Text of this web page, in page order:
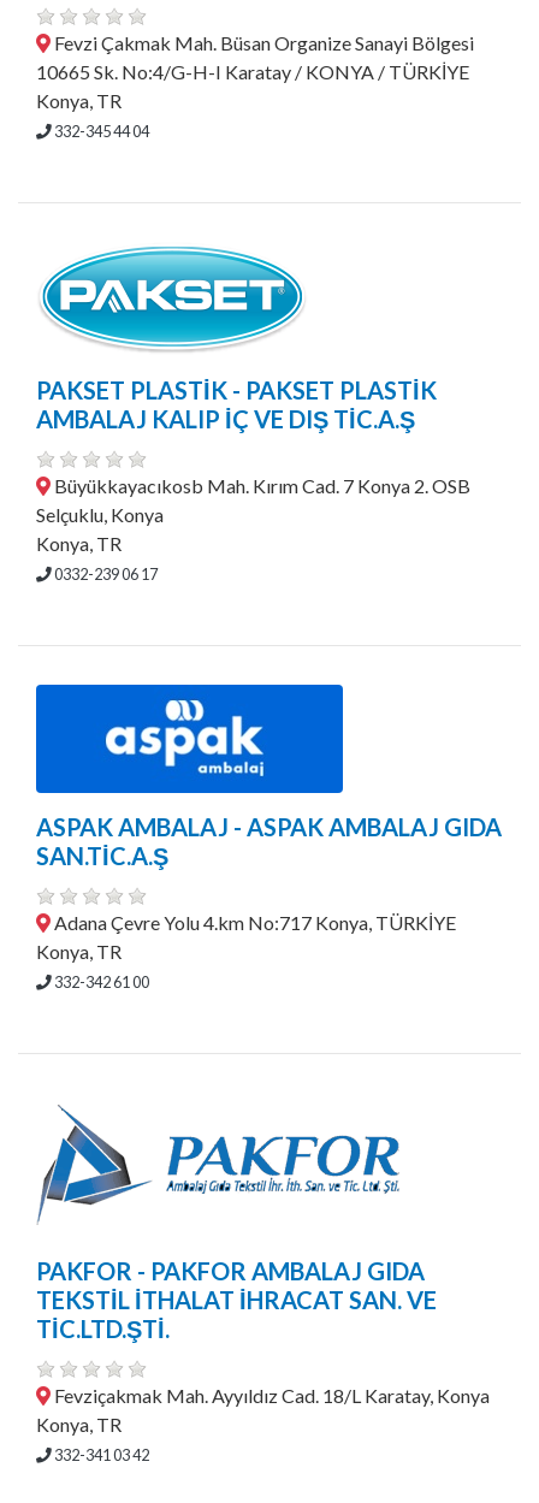
Fevzi Çakmak Mah. Büsan Organize Sanayi Bölgesi
10665 Sk. No:4/G-H-I Karatay / KONYA / TÜRKİYE
Konya, TR
332-345 44 04
PAKSET PLASTİK - PAKSET PLASTİK
AMBALAJ KALIP İÇ VE DIŞ TİC.A.Ş
Büyükkayacıkosb Mah. Kırım Cad. 7 Konya 2. OSB
Selçuklu, Konya
Konya, TR
0332-239 06 17
ASPAK AMBALAJ - ASPAK AMBALAJ GIDA
SAN.TİC.A.Ş
Adana Çevre Yolu 4.km No:717 Konya, TÜRKİYE
Konya, TR
332-342 61 00
PAKFOR - PAKFOR AMBALAJ GIDA
TEKSTİL İTHALAT İHRACAT SAN. VE
TİC.LTD.ŞTİ.
Fevziçakmak Mah. Ayyıldız Cad. 18/L Karatay, Konya
Konya, TR
332-341 03 42